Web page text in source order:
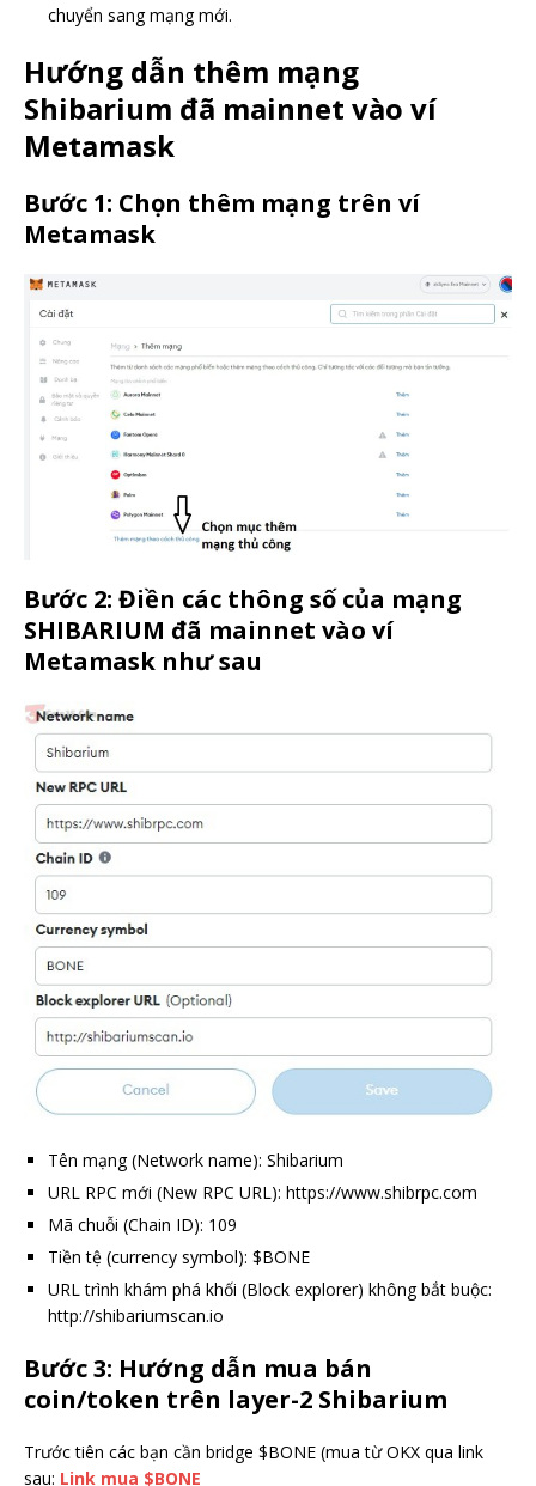
chuyển sang mạng mới.
Hướng dẫn thêm mạng
Shibarium đã mainnet vào ví
Metamask
Bước 1: Chọn thêm mạng trên ví
Metamask
Bước 2: Điền các thông số của mạng
SHIBARIUM đã mainnet vào ví
Metamask như sau
Tên mạng (Network name): Shibarium
URL RPC mới (New RPC URL): https://www.shibrpc.com
Mã chuỗi (Chain ID): 109
Tiền tệ (currency symbol): $BONE
URL trình khám phá khối (Block explorer) không bắt buộc:
http://shibariumscan.io
Bước 3: Hướng dẫn mua bán
coin/token trên layer-2 Shibarium
Trước tiên các bạn cần bridge $BONE (mua từ OKX qua link
sau: Link mua $BONE